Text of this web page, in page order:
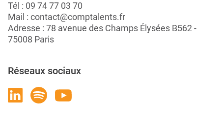
Tél : 09 74 77 03 70
Mail : contact@comptalents.fr
Adresse : 78 avenue des Champs Élysées B562 -
75008 Paris
Réseaux sociaux